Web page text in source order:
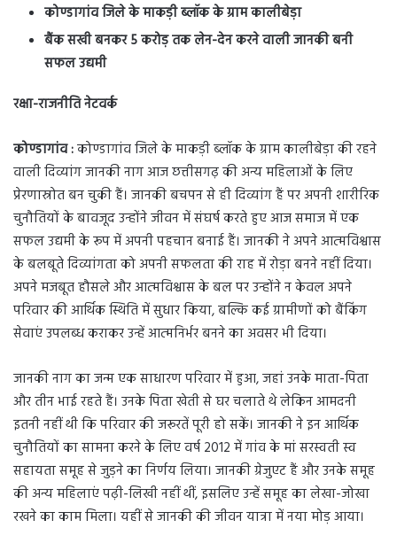
कोण्डागांव जिले के माकड़ी ब्लॉक के ग्राम कालीबेड़ा
बैंक सखी बनकर 5 करोड़ तक लेन-देन करने वाली जानकी बनी
सफल उद्यमी
रक्षा-राजनीति नेटवर्क
कोण्डागांव :कोण्डागांव जिले के माकड़ी ब्लॉक के ग्राम कालीबेड़ा की रहने
वाली दिव्यांग जानकी नाग आज छत्तीसगढ़ की अन्य महिलाओं के लिए
प्रेरणास्रोत बन चुकी हैं। जानकी बचपन से ही दिव्यांग हैं पर अपनी शारीरिक
चुनौतियों के बावजूद उन्होंने जीवन में संघर्ष करते हुए आज समाज में एक
सफल उद्यमी के रूप में अपनी पहचान बनाई हैं। जानकी ने अपने आत्मविश्वास
के बलबूते दिव्यांगता को अपनी सफलता की राह में रोड़ा बनने नहीं दिया।
अपने मजबूत हौसले और आत्मविश्वास के बल पर उन्होंने न केवल अपने
परिवार की आर्थिक स्थिति में सुधार किया, बल्कि कई ग्रामीणों को बैंकिंग
सेवाएं उपलब्ध कराकर उन्हें आत्मनिर्भर बनने का अवसर भी दिया।
जानकी नाग का जन्म एक साधारण परिवार में हुआ, जहां उनके माता-पिता
और तीन भाई रहते हैं। उनके पिता खेती से घर चलाते थे लेकिन आमदनी
इतनी नहीं थी कि परिवार की जरूरतें पूरी हो सकें। जानकी ने इन आर्थिक
चुनौतियों का सामना करने के लिए वर्ष 2012 में गांव के मां सरस्वती स्व
सहायता समूह से जुड़ने का निर्णय लिया। जानकी ग्रेजुएट हैं और उनके समूह
की अन्य महिलाएं पढ़ी-लिखी नहीं थीं, इसलिए उन्हें समूह का लेखा-जोखा
रखने का काम मिला। यहीं से जानकी की जीवन यात्रा में नया मोड़ आया।